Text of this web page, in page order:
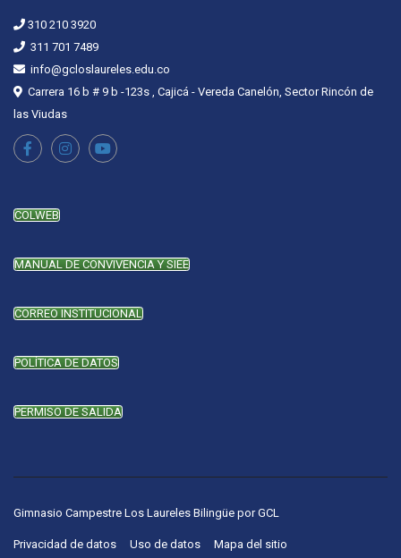
310 210 3920
311 701 7489
info@gcloslaureles.edu.co
Carrera 16 b # 9 b -123s , Cajicá - Vereda Canelón, Sector Rincón de
las Viudas
COLWEB
MANUAL DE CONVIVENCIA Y SIEE
CORREO INSTITUCIONAL
POLÍTICA DE DATOS
PERMISO DE SALIDA
Gimnasio Campestre Los Laureles Bilingüe porGCL
Privacidad de datos Uso de datos Mapa del sitio